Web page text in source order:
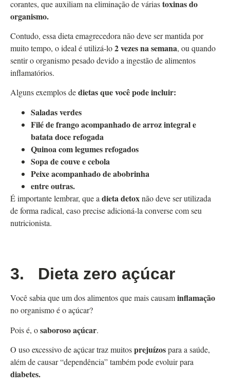
corantes, que auxiliam na eliminação de váriastoxinas do
organismo.
Contudo, essa dieta emagrecedora não deve ser mantida por
muito tempo, o ideal é utilizá-lo2 vezes na semana, ou quando
sentir o organismo pesado devido a ingestão de alimentos
inflamatórios.
Alguns exemplos dedietas que você pode incluir:
Saladas verdes
Filé de frango acompanhado de arroz integral e
batata doce refogada
Quinoa com legumes refogados
Sopa de couve e cebola
Peixe acompanhado de abobrinha
entre outras.
É importante lembrar, que a dieta detoxnão deve ser utilizada
de forma radical, caso precise adicioná-la converse com seu
nutricionista.
3. Dieta zero açúcar
Você sabia que um dos alimentos que mais causaminflamação
no organismo é o açúcar?
Pois é, osaboroso açúcar.
O uso excessivo de açúcar traz muitosprejuízospara a saúde,
além de causar “dependência” também pode evoluir para
diabetes.